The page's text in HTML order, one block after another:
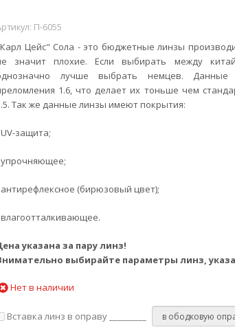
П-6055
Цейс" Сола - это бюджетные линзы
значит плохие. Если выбирать между
лучше выбрать немцев.
1.6, что делает их тоньше чем
Так же данные линзы имеют покрытия:
защита;
упрочняющее;
(бирюзовый цвет);
указана за пару линз!
выбирайте параметры линз,
Нет в наличии
Вставка линз в оправу _________